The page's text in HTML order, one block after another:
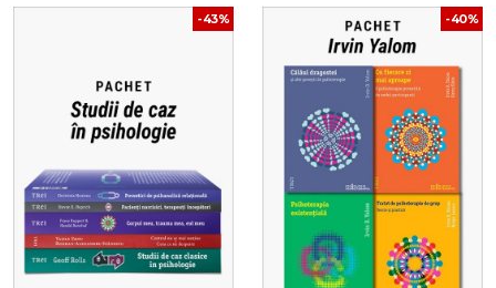
-43% -40%